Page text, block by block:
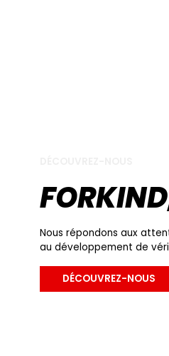
Nous répondons aux
au développement de
DÉCOUVREZ-NOUS